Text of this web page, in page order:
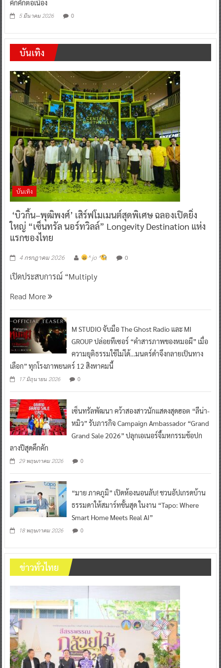
คึกคักต่อเนื่อง
5 มีนาคม 2026 0
บันเทิง
บันเทิง
‘บิวกิ้น–พุฒิพงศ์’ เสิร์ฟโมเมนต์สุดพิเศษ ฉลองเปิดยิ่ง
ใหญ่ “เซ็นทรัล นอร์ทวิลล์” Longevity Destination แห่ง
แรกของไทย
4 กรกฎาคม 2026 ^ jo ^ 0
เปิดประสบการณ์ “Multiply
Read More
M STUDIO จับมือ The Ghost Radio และ MI
GROUP ปล่อยทีเซอร์ “คำสารภาพของหมอผี” เมื่อ
ความยุติธรรมใช้ไม่ได้…มนตร์ดำจึงกลายเป็นทาง
เลือก” ทุกโรงภาพยนตร์ 12 สิงหาคมนี้
17 มิถุนายน 2026 0
เซ็นทรัลพัฒนา คว้าสองสาวนักแสดงสุดฮอต “ลีน่า-
หมิว” รับภารกิจ Campaign Ambassador “Grand
Grand Sale 2026” ปลุกเอเนอร์จี้มหกรรมช้อปก
ลางปีสุดคึกคัก
29 พฤษภาคม 2026 0
“มาย ภาคภูมิ” เปิดห้องนอนลับ! ชวนอัปเกรดบ้าน
ธรรมดาให้สมาร์ทขั้นสุด ในงาน “Tapo: Where
Smart Home Meets Real AI”
18 พฤษภาคม 2026 0
ข่าวทั่วไทย